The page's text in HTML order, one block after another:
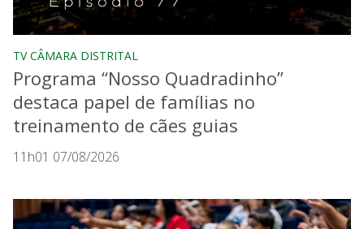
TV CÂMARA DISTRITAL
Programa “Nosso Quadradinho”
destaca papel de famílias no
treinamento de cães guias
11h01 07/08/2026